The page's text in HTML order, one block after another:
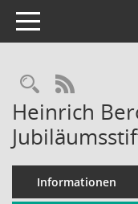
Toggle navigation
RSS-
Heinrich
Informationen